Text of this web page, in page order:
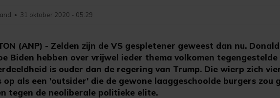
(ANP) - Zelden zijn de VS gespletener geweest dan nu.
Biden hebben over vrijwel ieder thema volkomen
is ouder dan de regering van Trump. Die wierp zich
op als een 'outsider' die de gewone laaggeschoolde burgers zou
tegen de neoliberale politieke elite.
• 31 oktober 2020 - 05:29